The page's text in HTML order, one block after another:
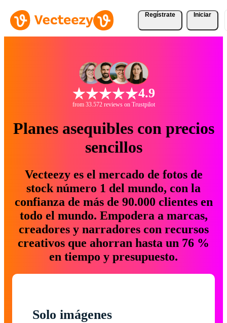
Regístrate Iniciar
4.9
from 33.572 reviews on Trustpilot
Planes asequibles con precios
sencillos
Vecteezy es el mercado de fotos de
stock número 1 del mundo, con la
confianza de más de 90.000 clientes en
todo el mundo. Empodera a marcas,
creadores y narradores con recursos
creativos que ahorran hasta un 76 %
en tiempo y presupuesto.
Solo imágenes